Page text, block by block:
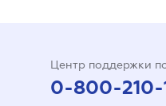
Центр поддержки
0-800-210-